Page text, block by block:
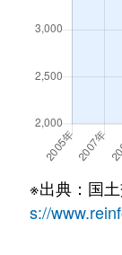
※出典：国
s://